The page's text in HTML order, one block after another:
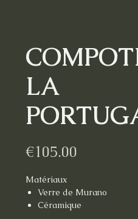
LA
€105.00
Matériaux
Verre de Murano
Céramique